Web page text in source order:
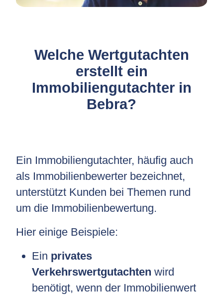
Welche Wertgutachten
erstellt ein
Immobiliengutachter in
Bebra?
Ein Immobiliengutachter, häufig auch
als Immobilienbewerter bezeichnet,
unterstützt Kunden bei Themen rund
um die Immobilienbewertung.
Hier einige Beispiele:
Ein privates
Verkehrswertgutachten wird
benötigt, wenn der Immobilienwert